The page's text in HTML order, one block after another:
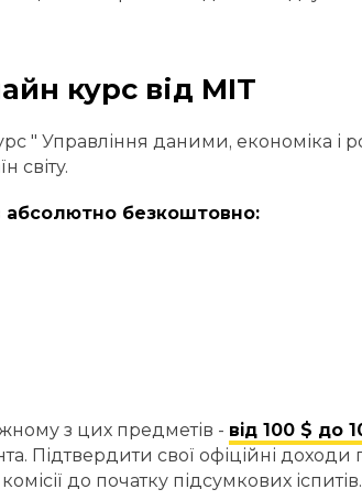
курс від MIT
" Управління даними, економіка і
світу.
абсолютно безкоштовно:
з цих предметів - від 100 $ до
Підтвердити свої офіційні
до початку підсумкових іспитів.